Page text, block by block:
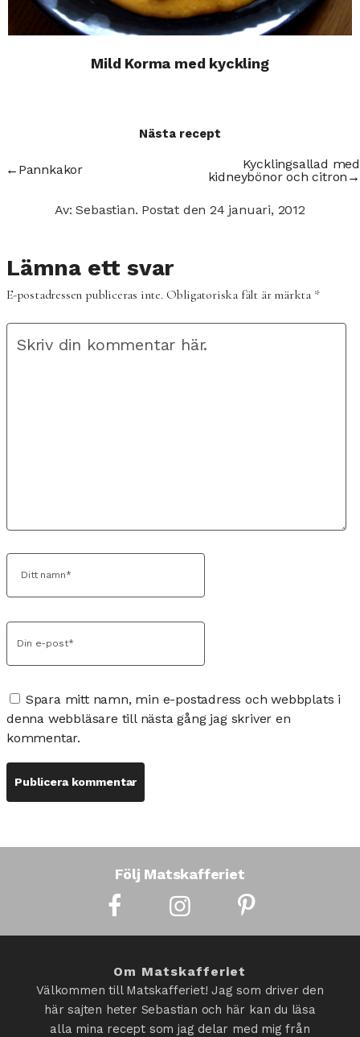
Mild Korma med kyckling
Nästa recept
← Pannkakor
Kycklingsallad med
kidneybönor och citron →
Av: Sebastian. Postat den 24 januari, 2012
Lämna ett svar
E-postadressen publiceras inte.Obligatoriska fält är märkta *
Spara mitt namn, min e-postadress och webbplats i
denna webbläsare till nästa gång jag skriver en
kommentar.
Följ Matskafferiet
Om Matskafferiet
Välkommen till Matskafferiet! Jag som driver den
här sajten heter Sebastian och här kan du läsa
alla mina recept som jag delar med mig från